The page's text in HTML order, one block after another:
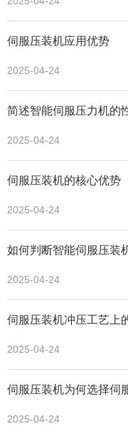
伺服压装机应用优势
2025-04-24
简述智能伺服压力机的
2025-04-24
伺服压装机的核心优势
2025-04-24
如何判断智能伺服压装
2025-04-24
伺服压装机冲压工艺上
2025-04-24
伺服压装机为何选择伺
2025-04-24